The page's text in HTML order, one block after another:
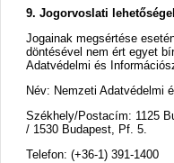
9. Jogorvoslati
Jogainak megsértése
döntésével nem ért egyet
Adatvédelmi és
Név: Nemzeti Adatvédelmi
Székhely/Postacím: 1125
/ 1530 Budapest, Pf. 5.
Telefon: (+36-1) 391-1400